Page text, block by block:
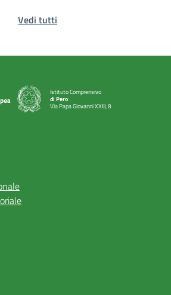
Vedi tutti
Istituto Comprensivo
di Pero
Via Papa Giovanni XXIII, 8
— Visita la pagina iniziale della scuola